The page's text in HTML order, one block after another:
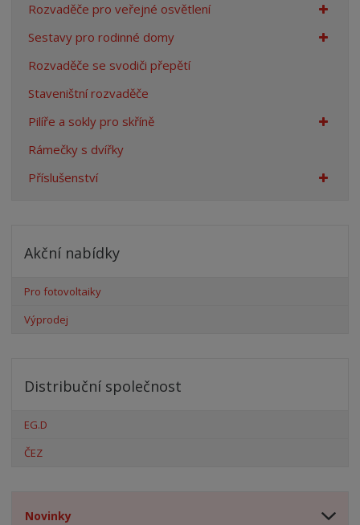
Rozvaděče pro veřejné osvětlení
Sestavy pro rodinné domy
Rozvaděče se svodiči přepětí
Staveništní rozvaděče
Pilíře a sokly pro skříně
Rámečky s dvířky
Příslušenství
Akční nabídky
Pro fotovoltaiky
Výprodej
Distribuční společnost
EG.D
ČEZ
Novinky